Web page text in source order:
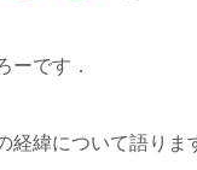
ーです．
経緯について語りま